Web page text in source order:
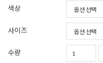
색상
사이즈
수량